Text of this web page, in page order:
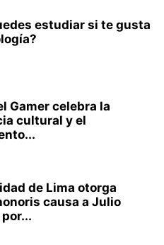
estudiar si te gusta
Gamer celebra la
cultural y el
de Lima otorga
causa a Julio